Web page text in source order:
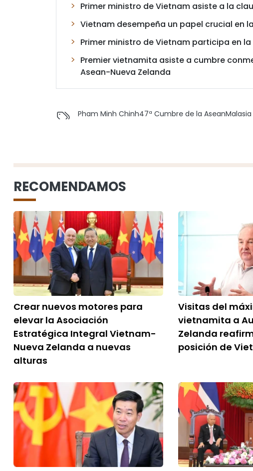
Primer ministro de Vietnam asiste a la
Vietnam desempeña un papel crucial en
Primer ministro de Vietnam participa en
Premier vietnamita asiste a cumbre
Asean-Nueva Zelanda
Pham Minh Chinh47ª Cumbre de la AseanMalasia
RECOMENDAMOS
Crear nuevos motores para
elevar la Asociación
Estratégica Integral Vietnam-
Nueva Zelanda a nuevas
alturas
Visitas del
vietnamita a
Zelanda
posición de